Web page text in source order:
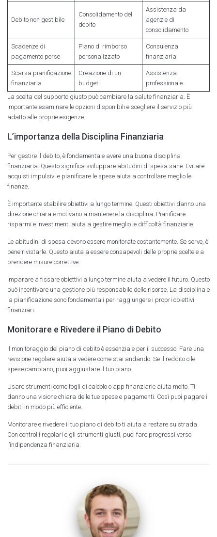
Debito non gestibile
Consolidamento del
debito
Assistenza da
agenzie di
consolidamento
Scadenze di
pagamento perse
Piano di rimborso
personalizzato
Consulenza
finanziaria
Scarsa pianificazione
finanziaria
Creazione di un
budget
Assistenza
professionale
La scelta del supporto giusto può cambiare la salute finanziaria. È
importante esaminare le opzioni disponibili e scegliere il servizio più
adatto alle proprie esigenze.
L’importanza della Disciplina Finanziaria
Per gestire il debito, è fondamentale avere una buona disciplina
finanziaria. Questo significa sviluppare abitudini di spesa sane. Evitare
acquisti impulsivi e pianificare le spese aiuta a controllare meglio le
finanze.
È importante stabilire obiettivi a lungo termine. Questi obiettivi danno una
direzione chiara e motivano a mantenere la disciplina. Pianificare
risparmi e investimenti aiuta a gestire meglio le difficoltà finanziarie.
Le abitudini di spesa devono essere monitorate costantemente. Se serve, è
bene rivistarle. Questo aiuta a essere consapevoli delle proprie scelte e a
prendere misure correttive.
Imparare a fissare obiettivi a lungo termine aiuta a vedere il futuro. Questo
può incentivare una gestione più responsabile delle risorse. La disciplina e
la pianificazione sono fondamentali per raggiungere i propri obiettivi
finanziari.
Monitorare e Rivedere il Piano di Debito
Il monitoraggio del piano di debito è essenziale per il successo. Fare una
revisione regolare aiuta a vedere come stai andando. Se il reddito o le
spese cambiano, puoi aggiustare il tuo piano.
Usare strumenti come fogli di calcolo o app finanziarie aiuta molto. Ti
danno una visione chiara delle tue spese e pagamenti. Così puoi pagare i
debiti in modo più efficiente.
Monitorare e rivedere il tuo piano di debito ti aiuta a restare su strada.
Con controlli regolari e gli strumenti giusti, puoi fare progressi verso
l’indipendenza finanziaria.